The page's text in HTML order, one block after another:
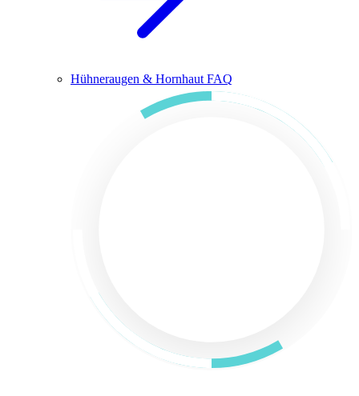
Hühneraugen & Hornhaut FAQ